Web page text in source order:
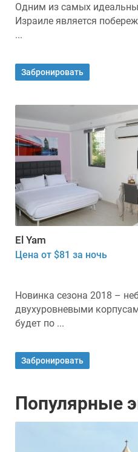
Одним из самых
Израиле является
...
Забронировать
El Yam
Цена от $81 за ночь
Новинка сезона 2018 –
двухуровневыми
будет по ...
Забронировать
Популярные